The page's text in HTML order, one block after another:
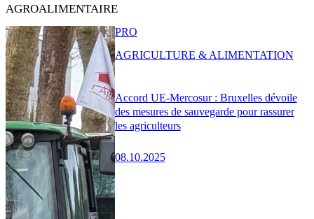
AGROALIMENTAIRE
Accord UE-Mercosur : Bruxelles dévoile
des mesures de sauvegarde pour rassurer
les agriculteurs
08.10.2025
PRO
AGRICULTURE & ALIMENTATION